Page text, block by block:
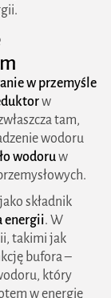
w przemyśle
w
tam,
wodoru
wodoruw
składnik
energii. W
takimi jak
bufora –
który
w energię